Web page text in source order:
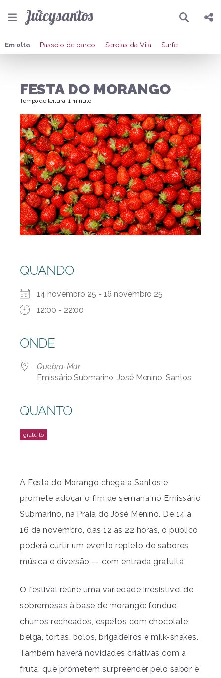
Pesquisar
Compartilhar
Enviar por Whatsapp
Publicar no Facebook
Publicar no X
Em alta Passeio de barco Sereias da Vila Surfe
FESTA DO MORANGO
Tempo de leitura: 1 minuto
QUANDO
14 novembro 25 - 16 novembro 25
12:00 - 22:00
ONDE
Quebra-Mar
Emissário Submarino, José Menino, Santos
QUANTO
A Festa do Morango chega a Santos e
promete adoçar o fim de semana no Emissário
Submarino, na Praia do José Menino. De 14 a
16 de novembro, das 12 às 22 horas, o público
poderá curtir um evento repleto de sabores,
música e diversão — com entrada gratuita.
O festival reúne uma variedade irresistível de
sobremesas à base de morango: fondue,
churros recheados, espetos com chocolate
belga, tortas, bolos, brigadeiros e milk-shakes.
Também haverá novidades criativas com a
fruta, que prometem surpreender pelo sabor e